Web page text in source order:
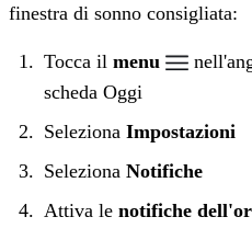
finestra di sonno consigliata:
Tocca il menu
scheda Oggi
Seleziona Impostazioni
Seleziona Notifiche
Attiva le notifiche